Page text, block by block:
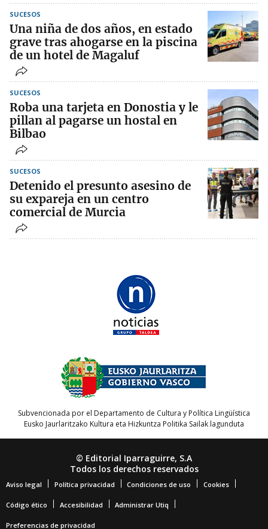
SUCESOS
Una niña de dos años, en estado
grave tras ahogarse en la piscina
de un hotel de Magaluf
SUCESOS
Roba una tarjeta en Donostia y le
pillan al pagarse un hostal en
Bilbao
SUCESOS
Detenido el presunto asesino de
su expareja en un centro
comercial de Murcia
Subvencionada por el Departamento de Cultura y Política Lingüística
Eusko Jaurlaritzako Kultura eta Hizkuntza Politika Sailak lagunduta
© Editorial Iparraguirre, S.A
Todos los derechos reservados
Aviso legal Política privacidad Condiciones de uso Cookies
Código ético Accesibilidad Administrar Utiq
Preferencias de privacidad